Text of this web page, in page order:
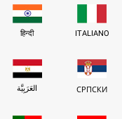
हिन्दी ITALIANO
العَرَبِيَّة СРПСКИ